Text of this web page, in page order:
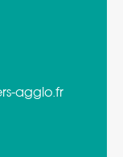
agglo.fr